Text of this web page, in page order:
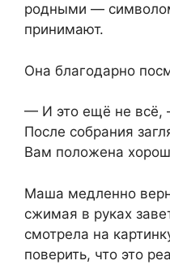
родными —
принимают.
Она благодарно
— И это ещё не всё,
После собрания
Вам положена
Маша медленно
сжимая в руках
смотрела на
поверить, что это